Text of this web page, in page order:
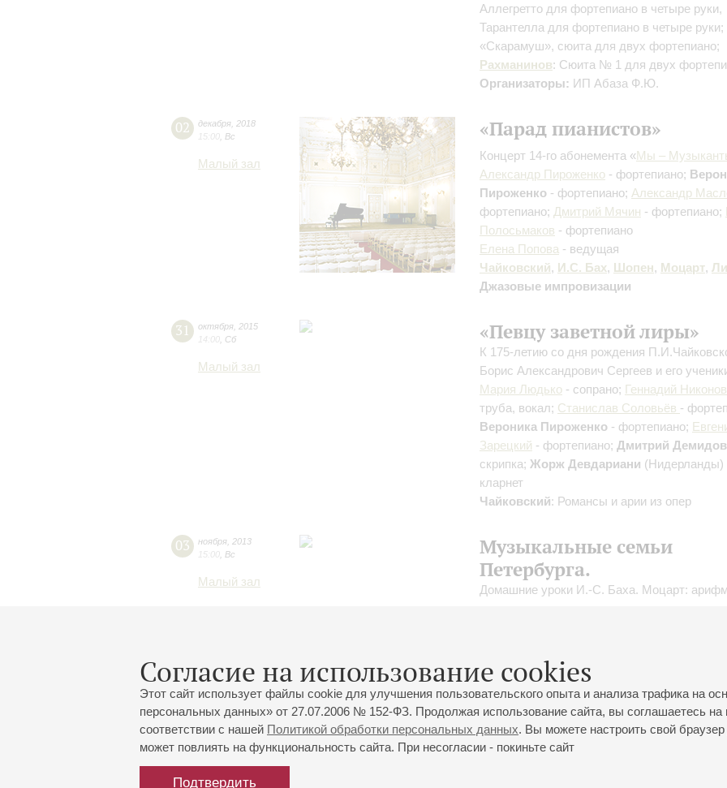
Согласие на использование cookies
Этот сайт использует файлы cookie для улучшения пользовательского опыта и анализа трафика на
персональных данных» от 27.07.2006 № 152-ФЗ. Продолжая использование сайта, вы соглашаетесь
соответствии с нашей Политикой обработки персональных данных. Вы можете настроить свой
может повлиять на функциональность сайта. При несогласии - покиньте сайт
Подтвердить
Аллегретто для фортепиано в четыре руки,
Тарантелла для фортепиано в четыре руки;
«Скарамуш», сюита для двух фортепиано;
Рахманинов: Сюита № 1 для двух
Организаторы: ИП Абаза Ф.Ю.
02 декабря 2018
15:00 Вс
Малый зал
«Парад пианистов»
Концерт 14-го абонемента «Мы –
Александр Пироженко - фортепиано;
Пироженко - фортепиано; Александр
фортепиано; Дмитрий Мячин - фортепиано;
Полосьмаков - фортепиано
Елена Попова - ведущая
Чайковский, И.С. Бах, Шопен, Моцарт,
Джазовые импровизации
31 октября 2015
14:00 Сб
Малый зал
«Певцу заветной лиры»
К 175-летию со дня рождения
Борис Александрович Сергеев и его
Мария Людько - сопрано; Геннадий Никонов
труба, вокал; Станислав Соловьёв -
Вероника Пироженко - фортепиано;
Зарецкий - фортепиано; Дмитрий Демидов
скрипка; Жорж Девдариани (Нидерланды)
кларнет
Чайковский: Романсы и арии из опер
03 ноября 2013
15:00 Вс
Малый зал
Музыкальные семьи
Петербурга.
Домашние уроки И.-С. Баха. Моцарт:
Пахельбель